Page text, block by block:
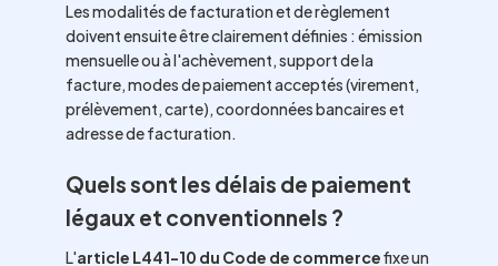
Les modalités de facturation et de règlement
doivent ensuite être clairement définies : émission
mensuelle ou à l'achèvement, support de la
facture, modes de paiement acceptés (virement,
prélèvement, carte), coordonnées bancaires et
adresse de facturation.
Quels sont les délais de paiement
légaux et conventionnels ?
L'article L441-10 du Code de commercefixe un